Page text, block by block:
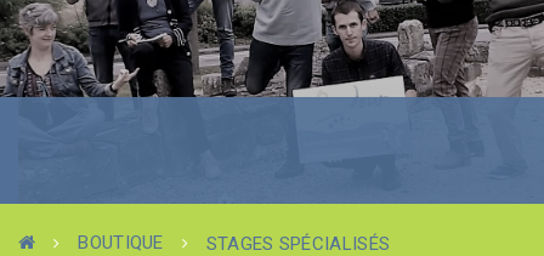
BOUTIQUE STAGES SPÉCIALISÉS